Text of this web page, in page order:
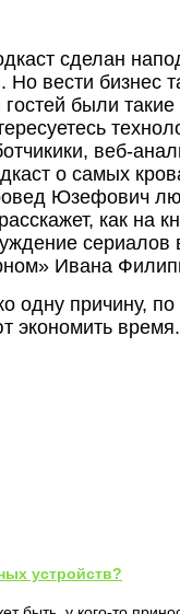
сделан
Но вести
были
веб-
о самых
Юзефович
как на
сериалов
Ивана
одну причину,
экономить время.
устройств?